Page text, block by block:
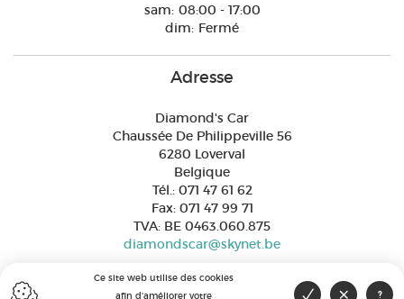
sam: 08:00 - 17:00
dim: Fermé
Adresse
Diamond's Car
Chaussée De Philippeville 56
6280 Loverval
Belgique
Tél.: 071 47 61 62
Fax: 071 47 99 71
TVA: BE 0463.060.875
diamondscar@skynet.be
Ce site web utilise des cookies
afin d'améliorer votre